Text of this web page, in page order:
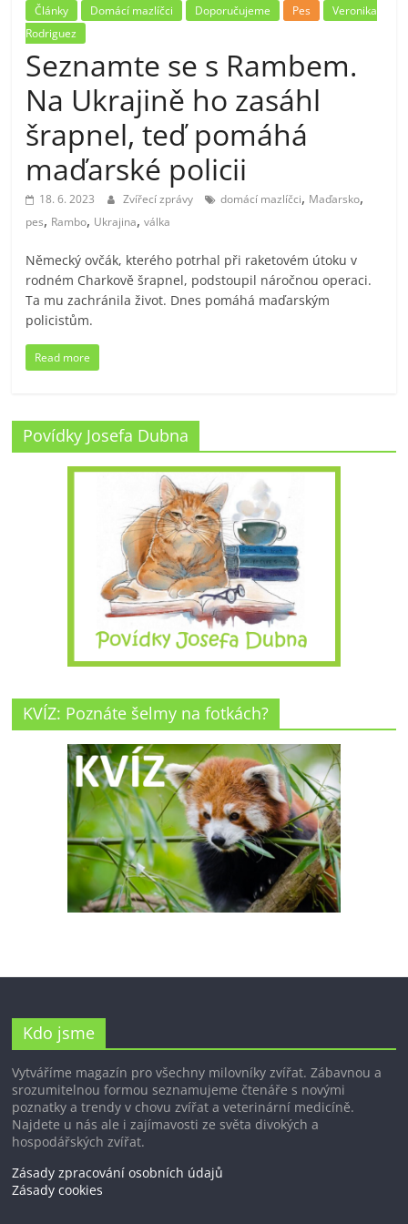
Články Domácí mazlíčci Doporučujeme Pes
Veronika
Rodriguez
Seznamte se s Rambem.
Na Ukrajině ho zasáhl
šrapnel, teď pomáhá
maďarské policii
18. 6. 2023 Zvířecí zprávy domácí mazlíčci, Maďarsko,
pes, Rambo, Ukrajina,válka
Německý ovčák, kterého potrhal při raketovém útoku v
rodném Charkově šrapnel, podstoupil náročnou operaci.
Ta mu zachránila život. Dnes pomáhá maďarským
policistům.
Read more
Povídky Josefa Dubna
KVÍZ: Poznáte šelmy na fotkách?
Kdo jsme
Vytváříme magazín pro všechny milovníky zvířat. Zábavnou a
srozumitelnou formou seznamujeme čtenáře s novými
poznatky a trendy v chovu zvířat a veterinární medicíně.
Najdete u nás ale i zajímavosti ze světa divokých a
hospodářských zvířat.
Zásady zpracování osobních údajů
Zásady cookies